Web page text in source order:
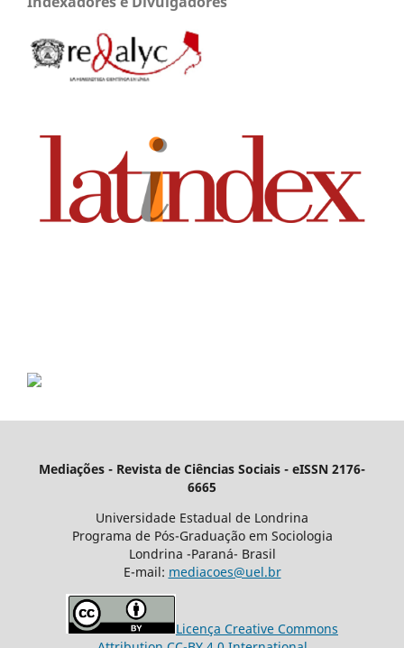
Mediações - Revista de Ciências Sociais - eISSN 2176-
6665
Universidade Estadual de Londrina
Programa de Pós-Graduação em Sociologia
Londrina -Paraná- Brasil
E-mail: mediacoes@uel.br
Licença Creative Commons